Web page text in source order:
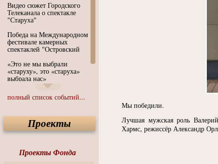
Видео сюжет Городского
Телеканала о спектакле
"Старуха"
Победа на Международном
фестивале камерных
спектаклей "Островский
«Это не мы выбрали
«старуху», это «старуха»
выбрала нас»
Иммерсивный спектакль
"Язык чистого полета
Спектакль "Крик" в Музее
Современного Искусства
современного искусства от
Медиа-школа "ФОКУС"
полный список событий...
Проекты
Проекты Фонда
Мы победили.
Лучшая мужская роль
Хармс, режиссёр Александр